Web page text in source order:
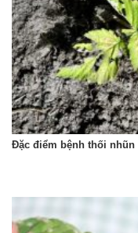
Đặc điểm bệnh thối